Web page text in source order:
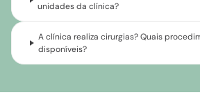
unidades da clínica?
A clínica realiza cirurgias? Quais
disponíveis?